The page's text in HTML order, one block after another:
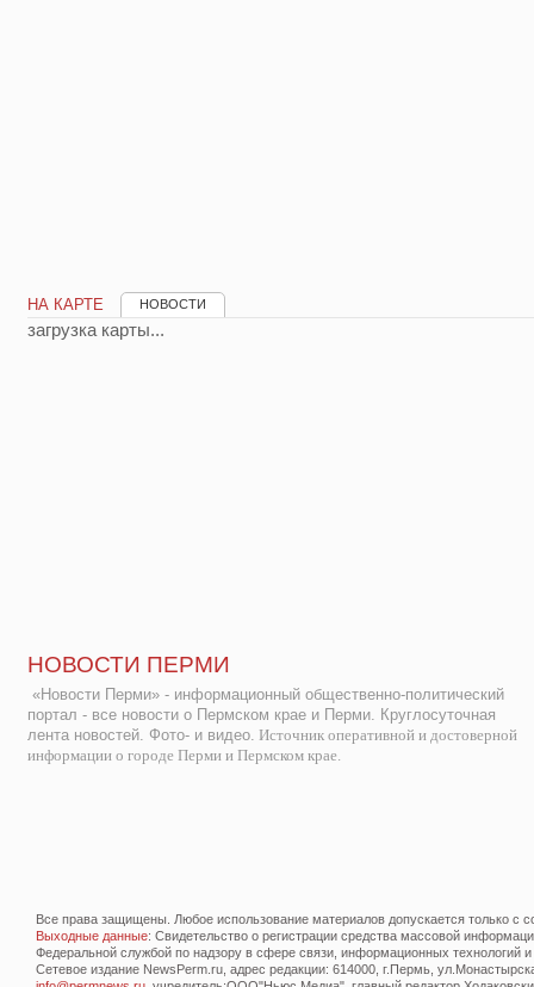
НА КАРТЕ НОВОСТИ
загрузка карты...
НОВОСТИ ПЕРМИ
«Новости Перми» - информационный общественно-политический
портал - все новости о Пермском крае и Перми. Круглосуточная
лента новостей. Фото- и видео. Источник оперативной и достоверной
информации о городе Перми и Пермском крае.
Все права защищены. Любое использование материалов допускается только с
Выходные данные: Свидетельство о регистрации средства массовой
Федеральной службой по надзору в сфере связи, информационных технологий
Сетевое издание NewsPerm.ru, адрес редакции: 614000, г.Пермь,